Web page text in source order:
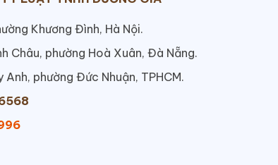
Khương Đình, Hà Nội.
Châu, phường Hoà Xuân, Đà Nẵng.
Anh, phường Đức Nhuận, TPHCM.